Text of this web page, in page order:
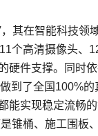
其在智能科技领
个高清摄像头、
硬件支撑。同时
到了全国100%
能实现稳定流畅
锥桶、施工围板